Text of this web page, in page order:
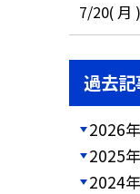
7/20( 月
過去
2026
2025
2024